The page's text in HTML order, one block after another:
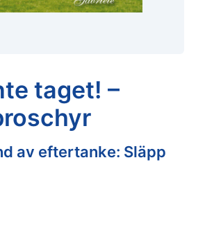
taget! –
av eftertanke: Släpp